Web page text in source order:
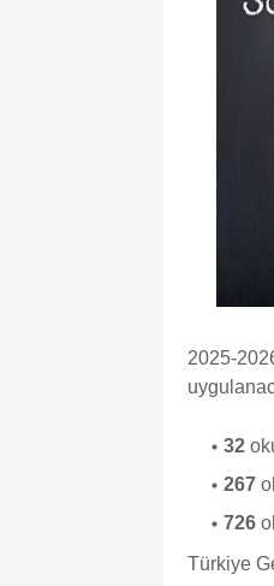
2025-
32
267
726
Türkiye